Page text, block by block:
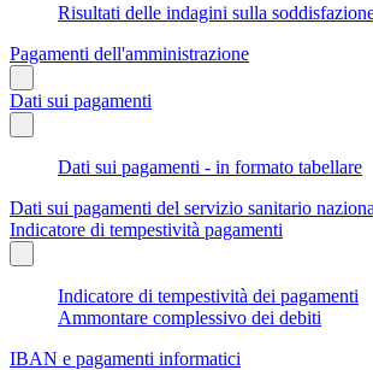
Risultati delle indagini sulla
Pagamenti dell'amministrazione
Dati sui pagamenti
Dati sui pagamenti - in formato tabellare
Dati sui pagamenti del servizio sanitario
Indicatore di tempestività pagamenti
Indicatore di tempestività dei pagamenti
Ammontare complessivo dei debiti
IBAN e pagamenti informatici